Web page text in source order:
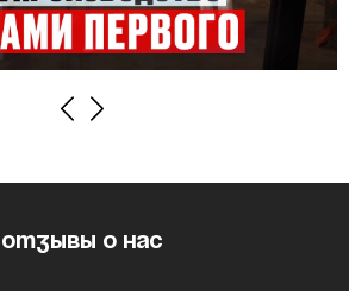
Previous
Next
Отзывы о нас